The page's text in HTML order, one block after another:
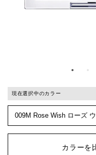
現在選択中のカラー
カラーを